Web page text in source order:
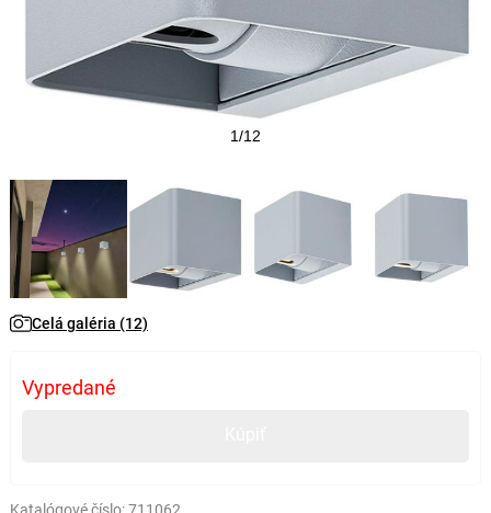
1/12
Celá galéria (12)
Vypredané
Katalógové číslo:711062